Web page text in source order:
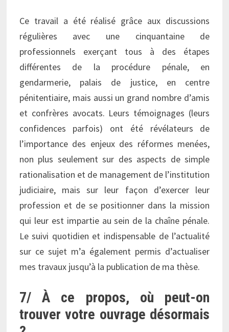
Ce travail a été réalisé grâce aux discussions
régulières avec une cinquantaine de
professionnels exerçant tous à des étapes
différentes de la procédure pénale, en
gendarmerie, palais de justice, en centre
pénitentiaire, mais aussi un grand nombre d’amis
et confrères avocats. Leurs témoignages (leurs
confidences parfois) ont été révélateurs de
l’importance des enjeux des réformes menées,
non plus seulement sur des aspects de simple
rationalisation et de management de l’institution
judiciaire, mais sur leur façon d’exercer leur
profession et de se positionner dans la mission
qui leur est impartie au sein de la chaîne pénale.
Le suivi quotidien et indispensable de l’actualité
sur ce sujet m’a également permis d’actualiser
mes travaux jusqu’à la publication de ma thèse.
7/ À ce propos, où peut-on
trouver votre ouvrage désormais